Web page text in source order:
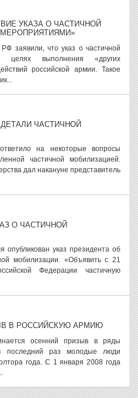
УКАЗА О ЧАСТИЧНОЙ
заявили, что указ о частичной
целях выполнения «других
российской армии. Такое
ЧАСТИЧНОЙ
на некоторые вопросы
частичной мобилизацией.
дал накануне представитель
О ЧАСТИЧНОЙ
указ президента об
мобилизации. «Объявить с 21
Федерации частичную
В РОССИЙСКУЮ АРМИЮ
осенний призыв в ряды
последний раз молодые люди
года. С 1 января 2008 года